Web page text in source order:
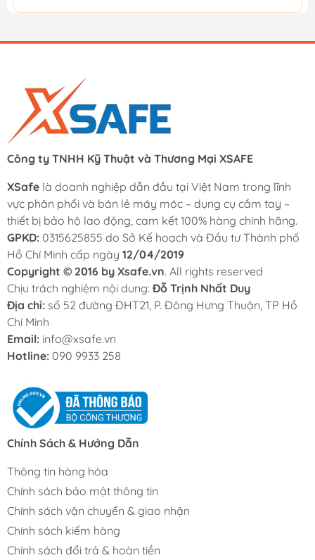
Công ty TNHH Kỹ Thuật và Thương Mại XSAFE
XSafe là doanh nghiệp dẫn đầu tại Việt Nam trong lĩnh
vực phân phối và bán lẻ máy móc – dụng cụ cầm tay –
thiết bị bảo hộ lao động, cam kết 100% hàng chính hãng.
GPKD: 0315625855 do Sở Kế hoạch và Đầu tư Thành phố
Hồ Chí Minh cấp ngày 12/04/2019
Copyright © 2016 by Xsafe.vn. All rights reserved
Chịu trách nghiệm nội dung: Đỗ Trịnh Nhất Duy
Địa chỉ: số 52 đường ĐHT21, P. Đông Hưng Thuận, TP Hồ
Chí Minh
Email: info@xsafe.vn
Hotline: 090 9933 258
Chính Sách & Hướng Dẫn
Thông tin hàng hóa
Chính sách bảo mật thông tin
Chính sách vận chuyển & giao nhận
Chính sách kiểm hàng
Chính sách đổi trả & hoàn tiền